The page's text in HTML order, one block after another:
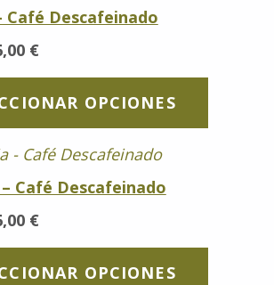
Café Descafeinado
€Rango de precios: desde 4,00 € hasta 36,00 €
OPCIONES
Café Descafeinado
€Rango de precios: desde 4,00 € hasta 36,00 €
OPCIONES